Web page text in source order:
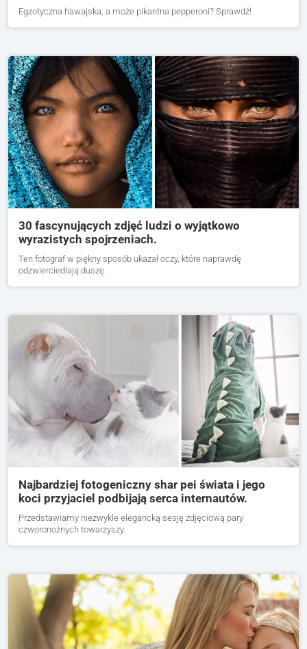
Egzotyczna hawajska, a może pikantna pepperoni? Sprawdź!
30 fascynujących zdjęć ludzi o wyjątkowo
wyrazistych spojrzeniach.
Ten fotograf w piękny sposób ukazał oczy, które naprawdę
odzwierciedlają duszę.
Najbardziej fotogeniczny shar pei świata i jego
koci przyjaciel podbijają serca internautów.
Przedstawiamy niezwykle elegancką sesję zdjęciową pary
czworonożnych towarzyszy.